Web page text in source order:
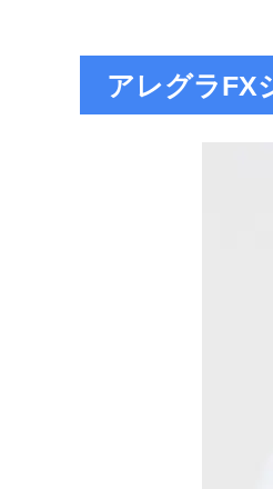
アレグラFX